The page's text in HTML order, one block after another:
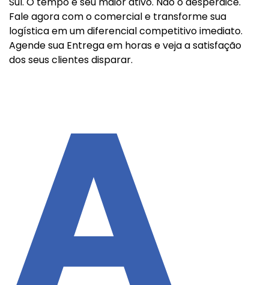
Fale agora com o comercial e transforme sua
logística em um diferencial competitivo imediato.
Agende sua Entrega em horas e veja a satisfação
dos seus clientes disparar.
A